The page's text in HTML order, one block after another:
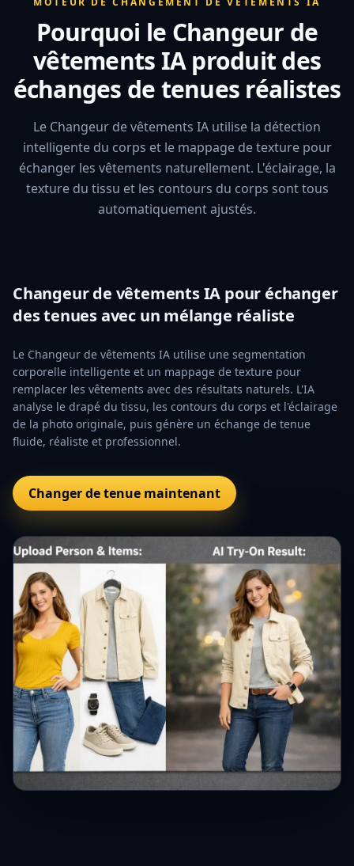
Pourquoi le Changeur de
vêtements IA produit des
échanges de tenues réalistes
Le Changeur de vêtements IA utilise la détection
intelligente du corps et le mappage de texture pour
échanger les vêtements naturellement. L'éclairage, la
texture du tissu et les contours du corps sont tous
automatiquement ajustés.
Changeur de vêtements IA pour échanger
des tenues avec un mélange réaliste
Le Changeur de vêtements IA utilise une segmentation
corporelle intelligente et un mappage de texture pour
remplacer les vêtements avec des résultats naturels. L'IA
analyse le drapé du tissu, les contours du corps et l'éclairage
de la photo originale, puis génère un échange de tenue
fluide, réaliste et professionnel.
Changer de tenue maintenant